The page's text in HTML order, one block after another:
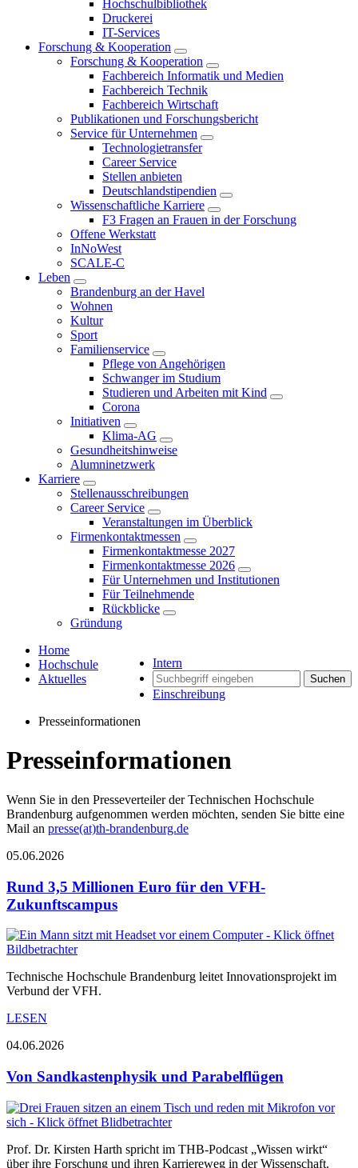
Hochschulbibliothek
Druckerei
IT-Services
Forschung & Kooperation
Forschung & Kooperation
Fachbereich Informatik und Medien
Fachbereich Technik
Fachbereich Wirtschaft
Publikationen und Forschungsbericht
Service für Unternehmen
Technologietransfer
Career Service
Stellen anbieten
Deutschlandstipendien
Wissenschaftliche Karriere
F3 Fragen an Frauen in der Forschung
Offene Werkstatt
InNoWest
SCALE-C
Leben
Brandenburg an der Havel
Wohnen
Kultur
Sport
Familienservice
Pflege von Angehörigen
Schwanger im Studium
Studieren und Arbeiten mit Kind
Corona
Initiativen
Klima-AG
Gesundheitshinweise
Alumninetzwerk
Karriere
Stellenausschreibungen
Career Service
Veranstaltungen im Überblick
Firmenkontaktmessen
Firmenkontaktmesse 2027
Firmenkontaktmesse 2026
Für Unternehmen und Institutionen
Für Teilnehmende
Rückblicke
Gründung
Intern
Suchen
Einschreibung
Home
Hochschule
Aktuelles
Presseinformationen
Presseinformationen
Wenn Sie in den Presseverteiler der Technischen Hochschule
Brandenburg aufgenommen werden möchten, senden Sie bitte eine
Mail an presse(at)th-brandenburg.de
05.06.2026
Rund 3,5 Millionen Euro für den VFH-
Zukunftscampus
Technische Hochschule Brandenburg leitet Innovationsprojekt im
Verbund der VFH.
LESEN
04.06.2026
Von Sandkastenphysik und Parabelflügen
Prof. Dr. Kirsten Harth spricht im THB-Podcast „Wissen wirkt“
über ihre Forschung und ihren Karriereweg in der Wissenschaft.